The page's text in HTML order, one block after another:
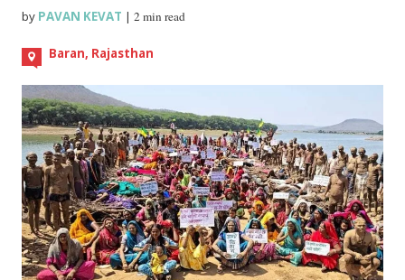
by PAVAN KEVAT |2 min read
Baran, Rajasthan